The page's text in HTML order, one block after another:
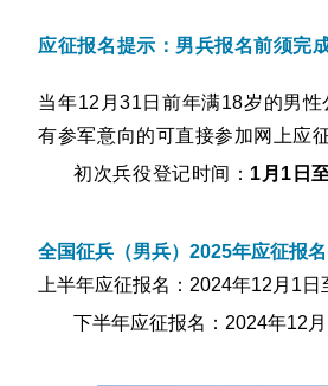
应征报名提示： 男兵报名前须完
当年12月31日前年满18岁的男性
有参军意向的可直接参加网上应
初次兵役登记时间： 1月1日
全国征兵（男兵）2025年应征报
上半年应征报名：2024年12月1
下半年应征报名：2024年12